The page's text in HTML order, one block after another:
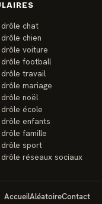
drôle chat
chien
voiture
drôle football
drôle travail
mariage
noël
école
enfants
famille
drôle sport
réseaux sociaux
AccueilAléatoireContact